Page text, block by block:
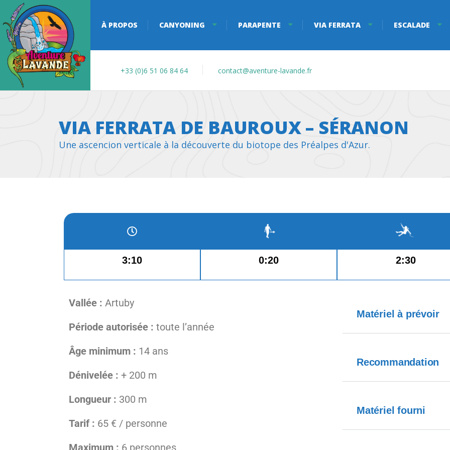
À PROPOS CANYONING PARAPENTE VIA FERRATA ESCALADE
+33 (0)6 51 06 84 64 contact@aventure-lavande.fr
VIA FERRATA DE BAUROUX – SÉRANON
Une ascencion verticale à la découverte du biotope des Préalpes d'Azur.
3:10 0:20 2:30
Vallée : Artuby
Période autorisée : toute l’année
Âge minimum : 14 ans
Dénivelée : + 200 m
Longueur : 300 m
Tarif : 65 € / personne
Maximum : 6 personnes
Matériel à prévoir
Recommandation
Matériel fourni